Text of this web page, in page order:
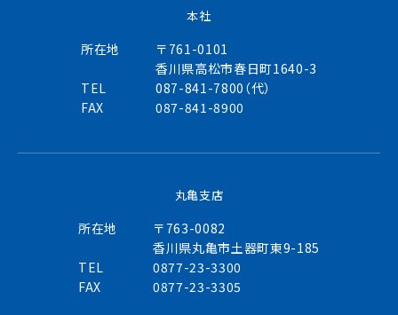
本社
所在地
〒761-0101
香川県高松市春日町1640-3
TEL
087-841-7800（代）
FAX
087-841-8900
丸亀支店
所在地
〒763-0082
香川県丸亀市土器町東9-185
TEL
0877-23-3300
FAX
0877-23-3305